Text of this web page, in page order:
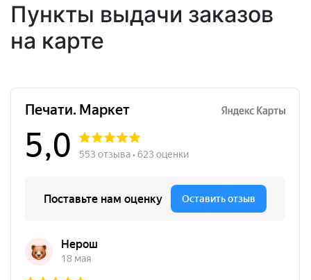
Пункты выдачи заказов
на карте